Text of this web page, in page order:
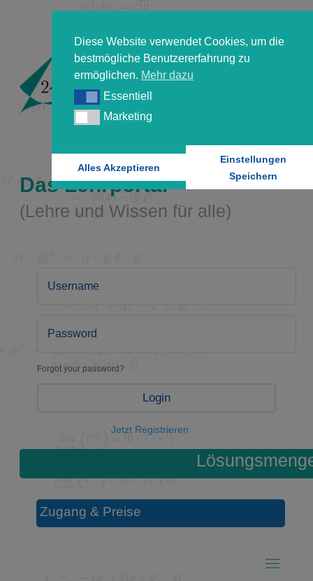
Diese Website verwendet Cookies, um die
bestmögliche Benutzererfahrung zu
ermöglichen. Mehr dazu
EssentiellEssentiell
MarketingMarketing
Alles Akzeptieren
Einstellungen
Speichern
Das Lehrportal
(Lehre und Wissen für alle)
Forgot your password?
Login
Jetzt Registrieren
Zugang & Preise